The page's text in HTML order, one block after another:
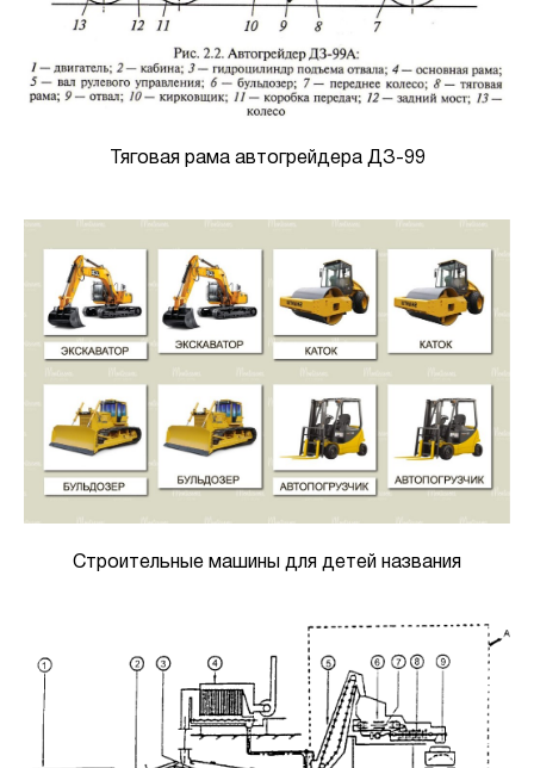
Тяговая рама автогрейдера ДЗ-99
Строительные машины для детей названия